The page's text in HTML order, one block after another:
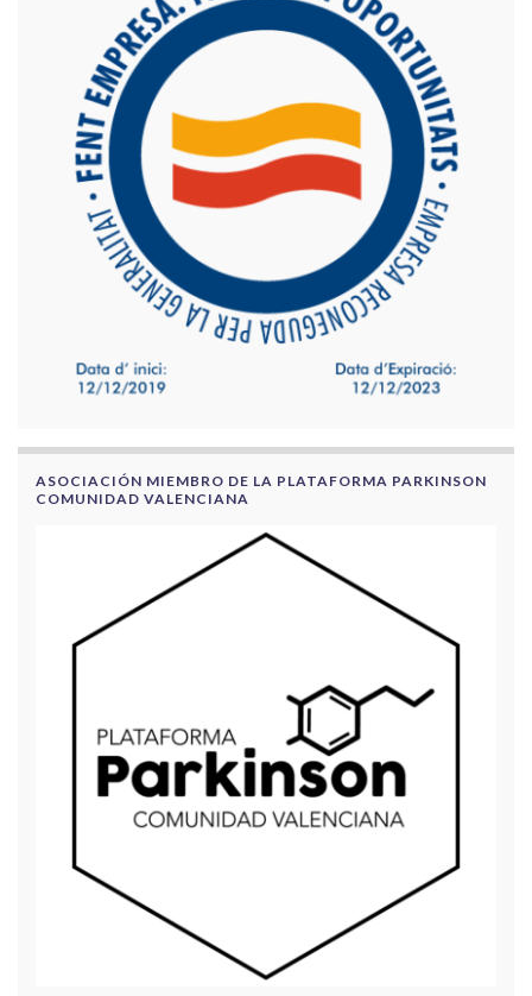
ASOCIACIÓN MIEMBRO DE LA PLATAFORMA PARKINSON
COMUNIDAD VALENCIANA